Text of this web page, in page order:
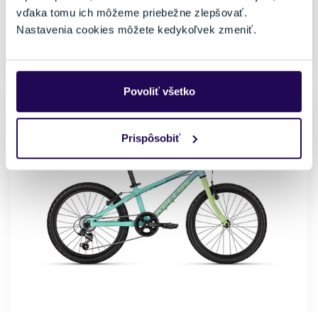
vďaka tomu ich môžeme priebežne zlepšovať.
Nastavenia cookies môžete kedykoľvek zmeniť.
Povoliť všetko
Prispôsobiť
Veľkosť
20"
115 - cm
Externý sklad: 2 až 5 pracovných dní